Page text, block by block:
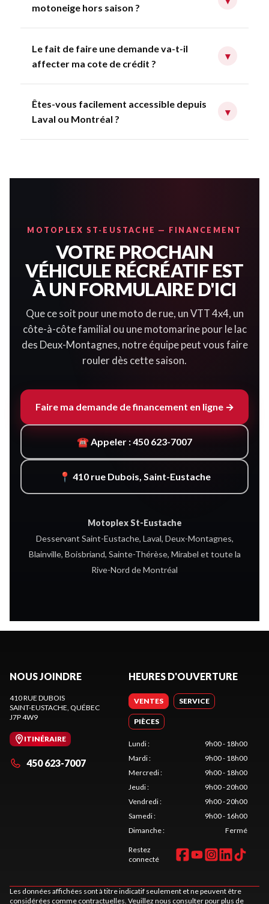
motoneige hors saison ?
Le fait de faire une demande va-t-il
affecter ma cote de crédit ?
▾
Êtes-vous facilement accessible depuis
Laval ou Montréal ?
▾
MOTOPLEX ST-EUSTACHE — FINANCEMENT
VOTRE PROCHAIN
VÉHICULE RÉCRÉATIF EST
À UN FORMULAIRE D'ICI
Que ce soit pour une moto de rue, un VTT 4x4, un
côte-à-côte familial ou une motomarine pour le lac
des Deux-Montagnes, notre équipe peut vous faire
rouler dès cette saison.
Faire ma demande de financement en ligne →
☎ Appeler : 450 623-7007
📍 410 rue Dubois, Saint-Eustache
Motoplex St-Eustache
Desservant Saint-Eustache, Laval, Deux-Montagnes,
Blainville, Boisbriand, Sainte-Thérèse, Mirabel et toute la
Rive-Nord de Montréal
NOUS JOINDRE
410 RUE DUBOIS
SAINT-EUSTACHE, QUÉBEC
J7P 4W9
ITINÉRAIRE
450 623-7007
HEURES D'OUVERTURE
VENTES SERVICE
PIÈCES
Lundi:
9h00 - 18h00
Mardi:
9h00 - 18h00
Mercredi:
9h00 - 18h00
Jeudi:
9h00 - 20h00
Vendredi:
9h00 - 20h00
Samedi:
9h00 - 16h00
Dimanche: Fermé
Restez
connecté
Les données affichées sont à titre indicatif seulement et ne peuvent être
considérées comme contractuelles. Veuillez nous consulter pour plus de